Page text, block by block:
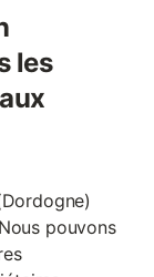
les
pouvons